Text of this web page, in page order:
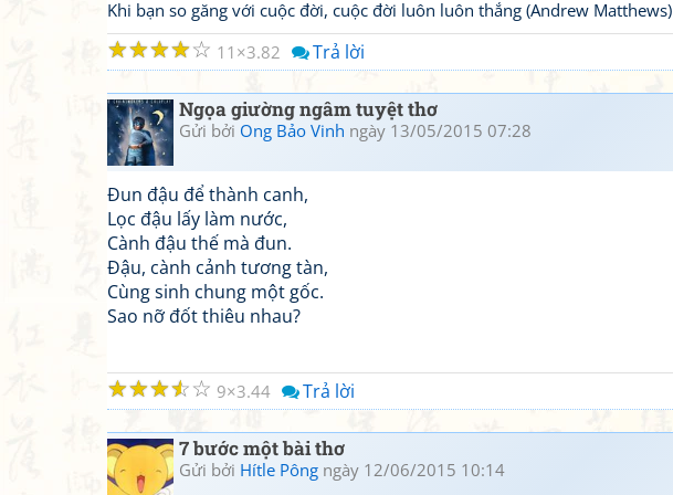
Khi bạn so găng với cuộc đời, cuộc đời luôn luôn thắng (Andrew Matthews)
☆
☆
☆
☆
☆ 11 3.82 Trả lời
Ngọa giường ngâm tuyệt thơ
Gửi bởi Ong Bảo Vinh ngày 13/05/2015 07:28
Đun đậu để thành canh,
Lọc đậu lấy làm nước,
Cành đậu thế mà đun.
Đậu, cành cảnh tương tàn,
Cùng sinh chung một gốc.
Sao nỡ đốt thiêu nhau?
☆
☆
☆
☆
☆ 9 3.44 Trả lời
7 bước một bài thơ
Gửi bởi Hítle Pông ngày 12/06/2015 10:14